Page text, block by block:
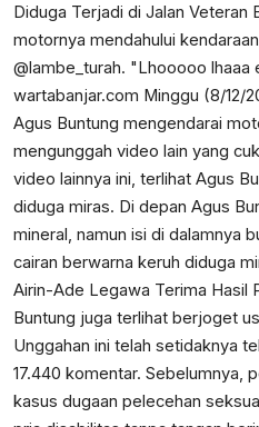
Diduga Terjadi di Jalan Veteran
motornya mendahului
@lambe_turah. "Lhooooo lhaaa
wartabanjar.com Minggu (8/12/
Agus Buntung mengendarai
mengunggah video lain yang
video lainnya ini, terlihat Agus
diduga miras. Di depan Agus
mineral, namun isi di dalamnya
cairan berwarna keruh diduga
Airin-Ade Legawa Terima Hasil
Buntung juga terlihat berjoget
Unggahan ini telah setidaknya
17.440 komentar. Sebelumnya,
kasus dugaan pelecehan